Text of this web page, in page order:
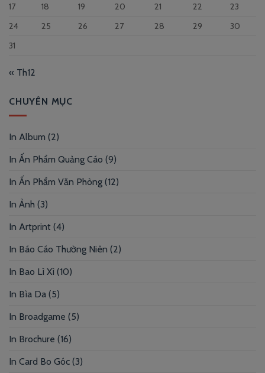
17
18 19 20 21 22
23
24
25 26 27 28 29
30
31
« Th12
CHUYÊN MỤC
In Album (2)
In Ấn Phẩm Quảng Cáo (9)
In Ấn Phẩm Văn Phòng (12)
In Ảnh (3)
In Artprint (4)
In Báo Cáo Thường Niên (2)
In Bao Lì Xì (10)
In Bìa Da (5)
In Broadgame (5)
In Brochure (16)
In Card Bo Góc (3)